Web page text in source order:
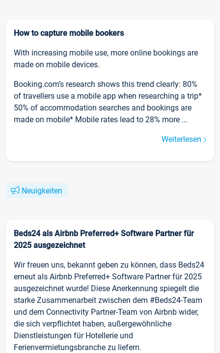
How to capture mobile bookers
With increasing mobile use, more online bookings are
made on mobile devices.
Booking.com’s research shows this trend clearly: 80%
of travellers use a mobile app when researching a trip*
50% of accommodation searches and bookings are
made on mobile* Mobile rates lead to 28% more ...
Weiterlesen
Neuigkeiten
Beds24 als Airbnb Preferred+ Software Partner für
2025 ausgezeichnet
Wir freuen uns, bekannt geben zu können, dass Beds24
erneut als Airbnb Preferred+ Software Partner für 2025
ausgezeichnet wurde! Diese Anerkennung spiegelt die
starke Zusammenarbeit zwischen dem #Beds24-Team
und dem Connectivity Partner-Team von Airbnb wider,
die sich verpflichtet haben, außergewöhnliche
Dienstleistungen für Hotellerie und
Ferienvermietungsbranche zu liefern.